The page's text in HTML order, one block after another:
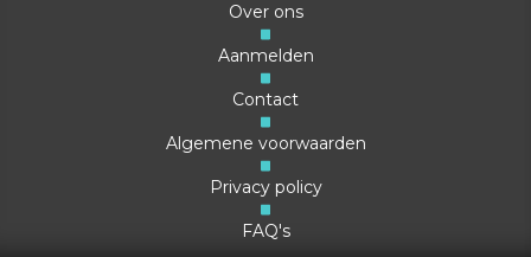
Over ons
Aanmelden
Contact
Algemene voorwaarden
Privacy policy
FAQ's